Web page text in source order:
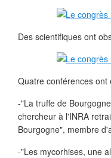
Des scientifiques ont
Quatre conférences
-"La truffe de
chercheur à l'INRA
Bourgogne", membre
-"Les mycorhises, une